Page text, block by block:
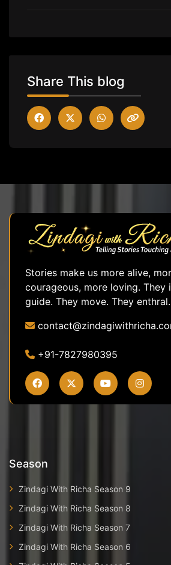
Share This blog
Stories make us more alive,
courageous, more loving. They
guide. They move. They
+91-7827980395
Season
Zindagi With Richa Season 9
Zindagi With Richa Season 8
Zindagi With Richa Season 7
Zindagi With Richa Season 6